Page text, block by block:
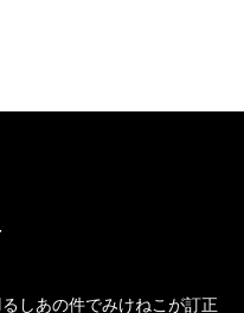
るしあの件でみけねこが訂正